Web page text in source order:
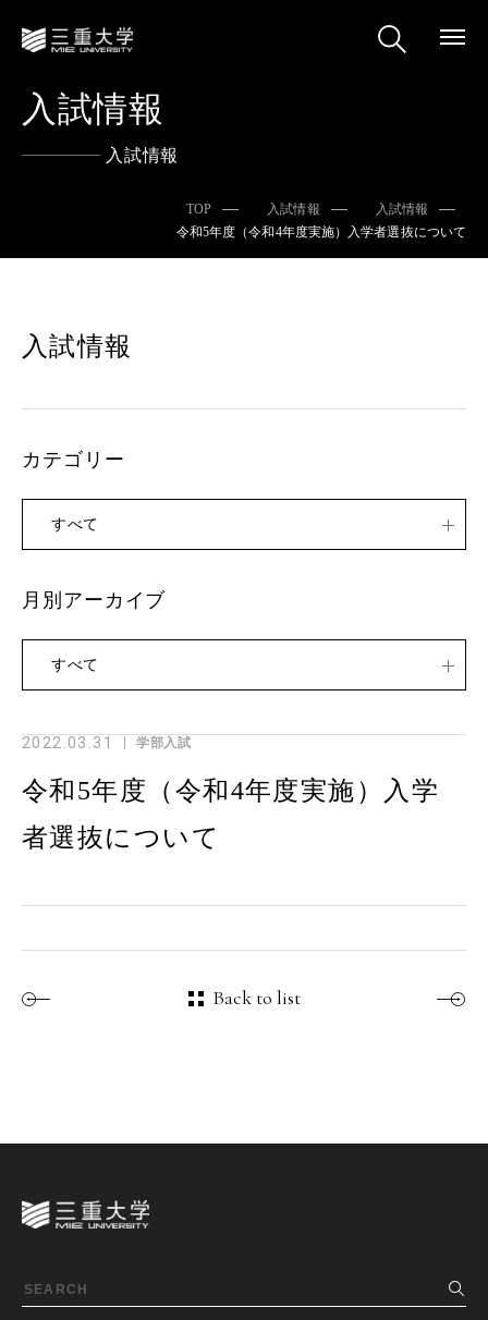
入試情報
入試情報
TOP 入試情報
入試情報
令和5年度（令和4年度実施）入学者選抜について
2022.03.31 学部入試
令和5年度（令和4年度実施）入学
者選抜について
Back to list
入試情報
カテゴリー
すべて
月別アーカイブ
すべて